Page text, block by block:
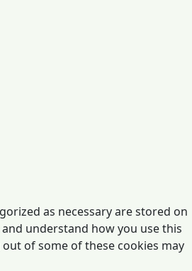
as necessary are stored on
understand how you use this
of some of these cookies may